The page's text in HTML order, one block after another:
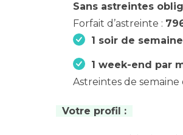
Sans astreintes
Forfait d’astreinte :
1 soir de semaine
1 week-end par
Astreintes de
Votre profil :